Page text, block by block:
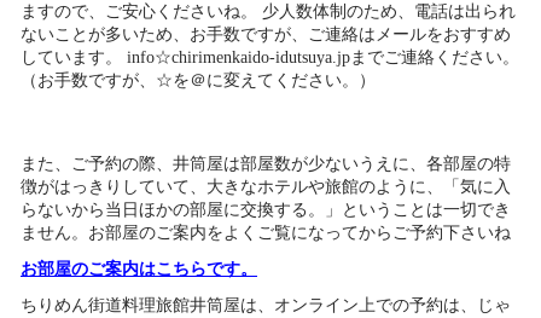
ますので、ご安心くださいね。
少人数体制のため、電話は出られ
ないことが多いため、お手数ですが、ご連絡はメールをおすすめ
しています。 info☆chirimenkaido-idutsuya.jpまでご連絡ください。
（お手数ですが、☆を＠に変えてください。）
また、ご予約の際、井筒屋は部屋数が少ないうえに、各部屋の特
徴がはっきりしていて、大きなホテルや旅館のように、「気に入
らないから当日ほかの部屋に交換する。」ということは一切でき
ません。お部屋のご案内をよくご覧になってからご予約下さいね
お部屋のご案内はこちらです。
ちりめん街道料理旅館井筒屋は、オンライン上での予約は、じゃ